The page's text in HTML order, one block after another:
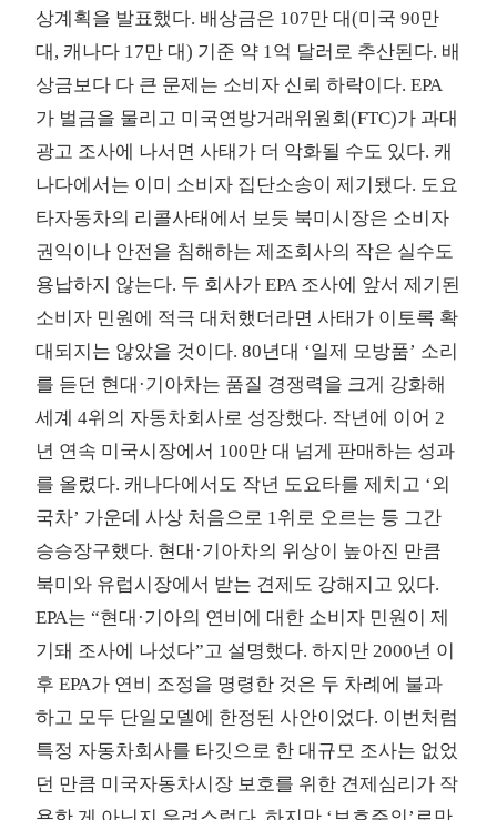
상계획을 발표했다. 배상금은 107만 대(미국 90만
대, 캐나다 17만 대) 기준 약 1억 달러로 추산된다. 배
상금보다 다 큰 문제는 소비자 신뢰 하락이다. EPA
가 벌금을 물리고 미국연방거래위원회(FTC)가 과대
광고 조사에 나서면 사태가 더 악화될 수도 있다. 캐
나다에서는 이미 소비자 집단소송이 제기됐다. 도요
타자동차의 리콜사태에서 보듯 북미시장은 소비자
권익이나 안전을 침해하는 제조회사의 작은 실수도
용납하지 않는다. 두 회사가 EPA 조사에 앞서 제기된
소비자 민원에 적극 대처했더라면 사태가 이토록 확
대되지는 않았을 것이다. 80년대 ‘일제 모방품’ 소리
를 듣던 현대·기아차는 품질 경쟁력을 크게 강화해
세계 4위의 자동차회사로 성장했다. 작년에 이어 2
년 연속 미국시장에서 100만 대 넘게 판매하는 성과
를 올렸다. 캐나다에서도 작년 도요타를 제치고 ‘외
국차’ 가운데 사상 처음으로 1위로 오르는 등 그간
승승장구했다. 현대·기아차의 위상이 높아진 만큼
북미와 유럽시장에서 받는 견제도 강해지고 있다.
EPA는 “현대·기아의 연비에 대한 소비자 민원이 제
기돼 조사에 나섰다”고 설명했다. 하지만 2000년 이
후 EPA가 연비 조정을 명령한 것은 두 차례에 불과
하고 모두 단일모델에 한정된 사안이었다. 이번처럼
특정 자동차회사를 타깃으로 한 대규모 조사는 없었
던 만큼 미국자동차시장 보호를 위한 견제심리가 작